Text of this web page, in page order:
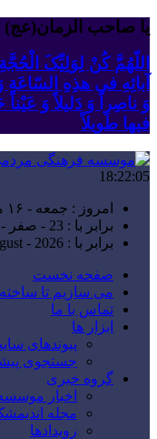
یا صاحب الزمان(عج)
اللّهُمَّ کُنْ لِوَلِیِّکَ
آبائِهِ فی هذِهِ
‏وَ ناصِراً وَ دَلیلاً وَ
فیها طَویلاً
18:22:06
امروز : جمعه - ۱۶ مرداد - ۱۴۰۵
برابر با : 23 - صفر - 1448
برابر با : Friday - 7 August - 2026
صفحه نخست
می سازیم تا
تماس با ما
ابزار ها
پیوندهای
جستجوی
گروه خبری
اخبار
مجله
رویدادها